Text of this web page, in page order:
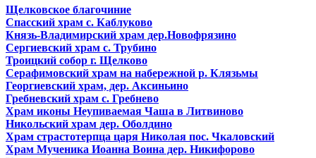
Щелковское благочиние
Спасский храм с. Каблуково
Князь-Владимирский храм дер.Новофрязино
Сергиевский храм с. Трубино
Троицкий собор г. Щелково
Серафимовский храм на набережной р. Клязьмы
Георгиевский храм, дер. Аксиньино
Гребневский храм с. Гребнево
Храм иконы Неупиваемая Чаша в Литвиново
Никольский храм дер. Оболдино
Храм страстотерпца царя Николая пос. Чкаловский
Храм Мученика Иоанна Воина дер. Никифорово